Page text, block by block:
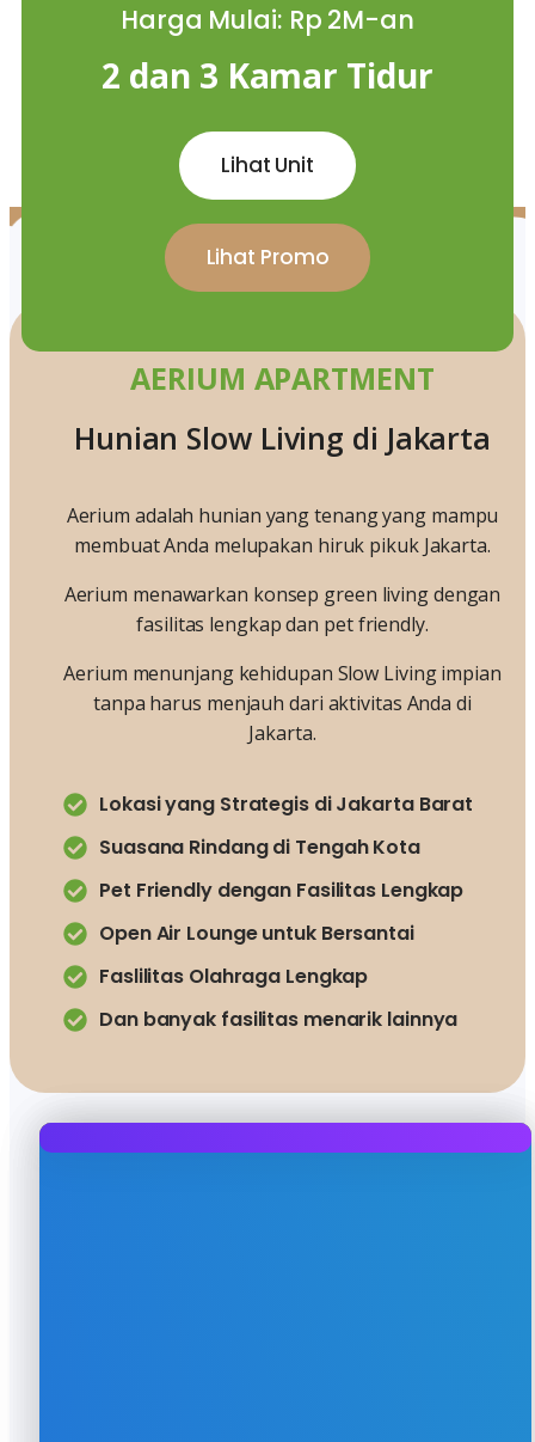
Harga Mulai: Rp 2M-an
2 dan 3 Kamar Tidur
Lihat Unit
Lihat Promo
AERIUM APARTMENT
Hunian Slow Living di Jakarta
Aerium adalah hunian yang tenang yang mampu
membuat Anda melupakan hiruk pikuk Jakarta.
Aerium menawarkan konsep green living dengan
fasilitas lengkap dan pet friendly.
Aerium menunjang kehidupan Slow Living impian
tanpa harus menjauh dari aktivitas Anda di
Jakarta.
Lokasi yang Strategis di Jakarta Barat
Suasana Rindang di Tengah Kota
Pet Friendly dengan Fasilitas Lengkap
Open Air Lounge untuk Bersantai
Faslilitas Olahraga Lengkap
Dan banyak fasilitas menarik lainnya